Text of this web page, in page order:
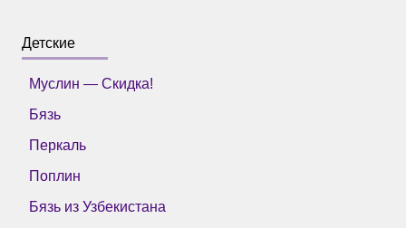
Детские
Муслин — Скидка!
Бязь
Перкаль
Поплин
Бязь из Узбекистана